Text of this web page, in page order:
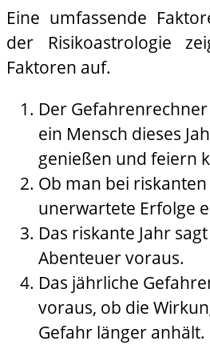
Eine umfassende
der Risikoastrologie
Faktoren auf.
Der
ein Mensch dieses
genießen und feiern
Ob man bei
unerwartete Erfolge
Das riskante Jahr
Abenteuer voraus.
Das jährliche
voraus, ob die
Gefahr länger anhält.